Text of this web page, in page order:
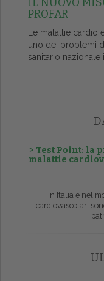
PROFAR
Le malattie
uno dei problemi
sanitario nazionale
> Test Point: la
malattie
In Italia e nel
cardiovascolari